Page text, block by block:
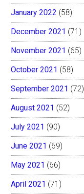
January 2022 (58)
December 2021 (71)
November 2021 (65)
October 2021 (58)
September 2021 (72)
August 2021 (52)
July 2021 (90)
June 2021 (69)
May 2021 (66)
April 2021 (71)